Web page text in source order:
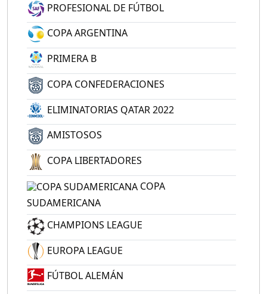
PROFESIONAL DE FÚTBOL
COPA ARGENTINA
PRIMERA B
COPA CONFEDERACIONES
ELIMINATORIAS QATAR 2022
AMISTOSOS
COPA LIBERTADORES
COPA
SUDAMERICANA
CHAMPIONS LEAGUE
EUROPA LEAGUE
FÚTBOL ALEMÁN